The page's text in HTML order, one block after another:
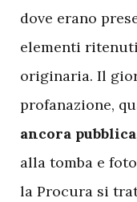
dove erano
elementi
originaria. Il
profanazione,
ancora pubblica
alla tomba e
la Procura si